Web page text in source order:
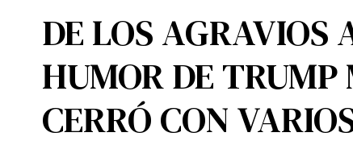
DE LOS AGRAVIOS
HUMOR DE
CERRÓ CON